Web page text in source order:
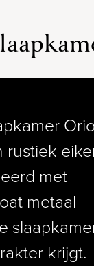
rustiek
met
metaal
krijgt.